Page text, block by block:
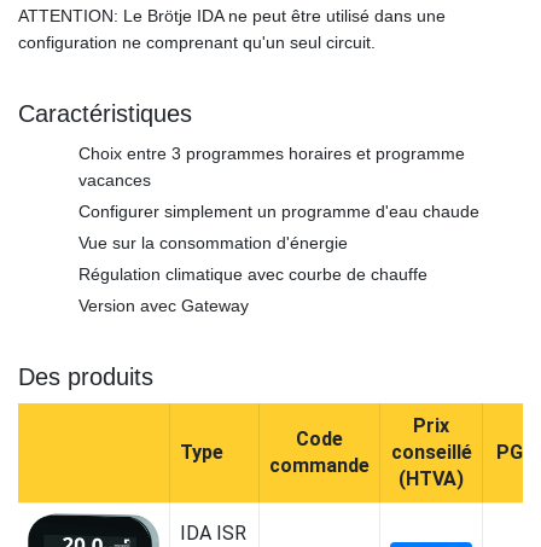
ATTENTION: Le Brötje IDA ne peut être utilisé dans une
configuration ne comprenant qu'un seul circuit.
Caractéristiques
Choix entre 3 programmes horaires et programme
vacances
Configurer simplement un programme d'eau chaude
Vue sur la consommation d'énergie
Régulation climatique avec courbe de chauffe
Version avec Gateway
Des produits
Type
Code
commande
Prix
conseillé
(HTVA)
PG
IDA ISR